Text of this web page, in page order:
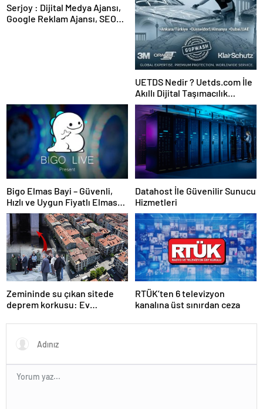
Serjoy : Dijital Medya Ajansı,
Google Reklam Ajansı, SEO
UETDS Nedir ? Uetds.com İle
Akıllı Dijital Taşımacılık
Yazılımı
Bigo Elmas Bayi – Güvenli,
Hızlı ve Uygun Fiyatlı Elmas
Satın Almanın Yeni Adresi
Datahost İle Güvenilir Sunucu
Hizmetleri
Zemininde su çıkan sitede
deprem korkusu: Ev
aldığımız ortaya çıktı
RTÜK’ten 6 televizyon
kanalına üst sınırdan ceza